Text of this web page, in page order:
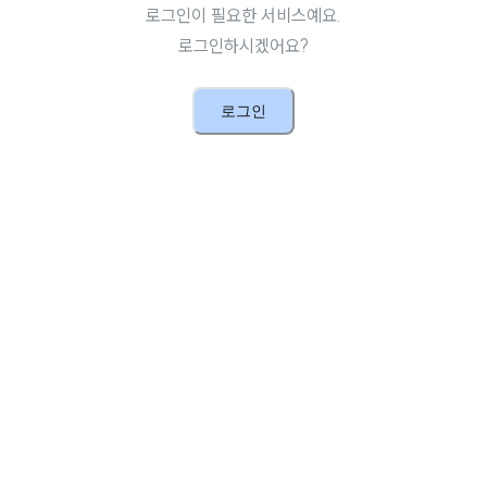
로그인이 필요한 서비스예요.
로그인하시겠어요?
로그인